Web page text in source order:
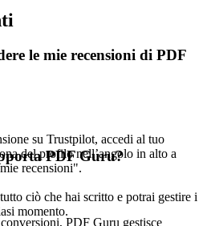
le mie recensioni di PDF
su Trustpilot, accedi al tuo
del profilo nell’angolo in alto a
recensioni".
ciò che hai scritto e potrai gestire i
momento.
PDF Guru?
PDF Guru gestisce